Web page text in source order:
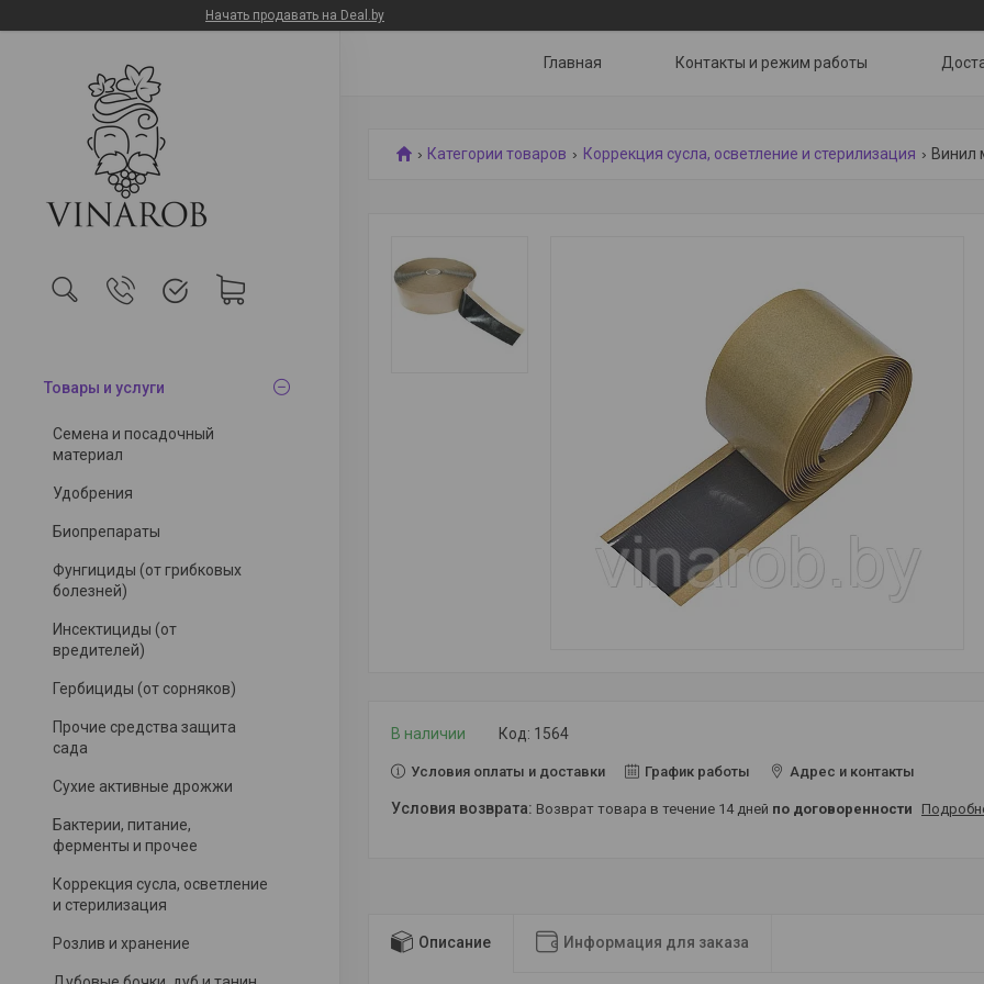
Начать продавать на Deal.by
Товары и услуги
Семена и посадочный
материал
Удобрения
Биопрепараты
Фунгициды (от грибковых
болезней)
Инсектициды (от
вредителей)
Гербициды (от сорняков)
Прочие средства защита
сада
Сухие активные дрожжи
Бактерии, питание,
ферменты и прочее
Коррекция сусла, осветление
и стерилизация
Розлив и хранение
Главная Контакты и режим работы
Категории товаров Коррекция сусла, осветление и стерилизация Винил
В наличии Код: 1564
Условия оплаты и доставки График работы Адрес и контакты
возврат товара в течение 14 дней по договоренности
Описание Информация для заказа